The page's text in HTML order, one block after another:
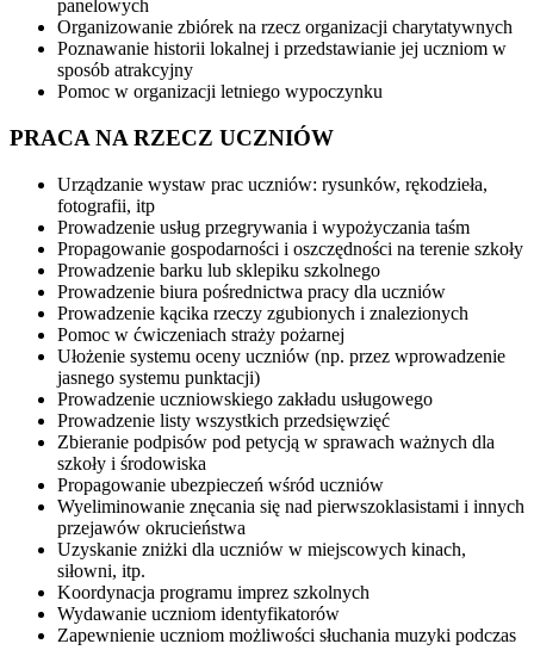
panelowych
Organizowanie zbiórek na rzecz organizacji charytatywnych
Poznawanie historii lokalnej i przedstawianie jej uczniom w
sposób atrakcyjny
Pomoc w organizacji letniego wypoczynku
PRACA NA RZECZ UCZNIÓW
Urządzanie wystaw prac uczniów: rysunków, rękodzieła,
fotografii, itp
Prowadzenie usług przegrywania i wypożyczania taśm
Propagowanie gospodarności i oszczędności na terenie szkoły
Prowadzenie barku lub sklepiku szkolnego
Prowadzenie biura pośrednictwa pracy dla uczniów
Prowadzenie kącika rzeczy zgubionych i znalezionych
Pomoc w ćwiczeniach straży pożarnej
Ułożenie systemu oceny uczniów (np. przez wprowadzenie
jasnego systemu punktacji)
Prowadzenie uczniowskiego zakładu usługowego
Prowadzenie listy wszystkich przedsięwzięć
Zbieranie podpisów pod petycją w sprawach ważnych dla
szkoły i środowiska
Propagowanie ubezpieczeń wśród uczniów
Wyeliminowanie znęcania się nad pierwszoklasistami i innych
przejawów okrucieństwa
Uzyskanie zniżki dla uczniów w miejscowych kinach,
siłowni, itp.
Koordynacja programu imprez szkolnych
Wydawanie uczniom identyfikatorów
Zapewnienie uczniom możliwości słuchania muzyki podczas